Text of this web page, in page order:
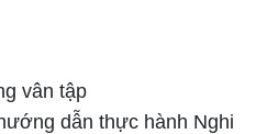
vân tập
dẫn thực hành Nghi